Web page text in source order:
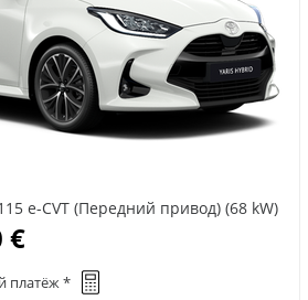
e-CVT (Передний привод) (68 kW)
€
платёж *